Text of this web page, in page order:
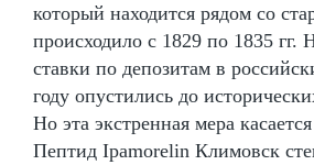
который находится рядом со
происходило с 1829 по 1835 гг.
ставки по депозитам в
году опустились до
Но эта экстренная мера
Пептид Ipamorelin Климовск